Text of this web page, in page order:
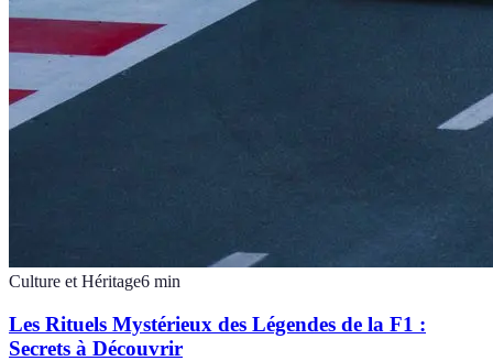
Culture et Héritage6 min
Les Rituels Mystérieux des Légendes de la F1 :
Secrets à Découvrir